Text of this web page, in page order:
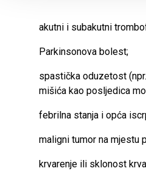
akutni i subakutni
Parkinsonova bolest;
spastička oduzetost
mišića kao posljedica
febrilna stanja i opća
maligni tumor na mjestu
krvarenje ili sklonost